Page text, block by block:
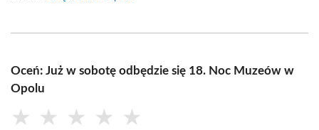
Oceń: Już w sobotę odbędzie się 18. Noc Muzeów w
Opolu
★ ★ ★ ★ ★